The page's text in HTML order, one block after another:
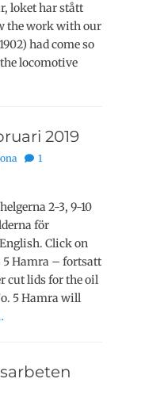
loket har stått
the work with our
had come so
locomotive
2019
1
2-3, 9-10
för
Click on
5 Hamra – fortsatt
cut lids for the oil
5 Hamra will